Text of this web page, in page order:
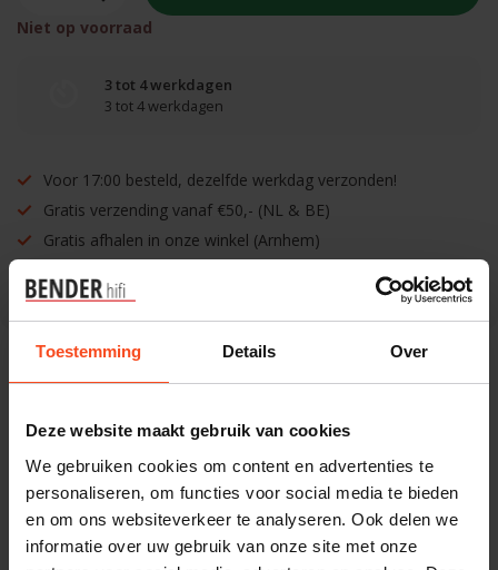
Toestemming Details Over
Deze website maakt gebruik van cookies
We gebruiken cookies om content en advertenties te
personaliseren, om functies voor social media te bieden
en om ons websiteverkeer te analyseren. Ook delen we
informatie over uw gebruik van onze site met onze
Niet op voorraad
3 tot 4 werkdagen
3 tot 4 werkdagen
Voor 17:00 besteld, dezelfde werkdag verzonden!
Gratis verzending vanaf €50,- (NL & BE)
Gratis afhalen in onze winkel (Arnhem)
Plan kosteloos een luisterafspraak. Of heb je hulp
nodig bij je bestelling? Neem contact op met onze
klantenservice.